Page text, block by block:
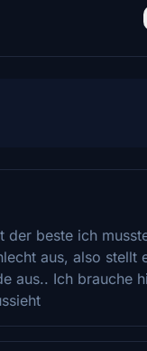
beste ich
aus, also stellt
aus.. Ich brauche